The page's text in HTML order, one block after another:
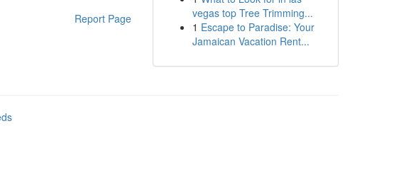
Report Page
vegas top Tree Trimming...
1 Escape to Paradise: Your
Jamaican Vacation Rent...